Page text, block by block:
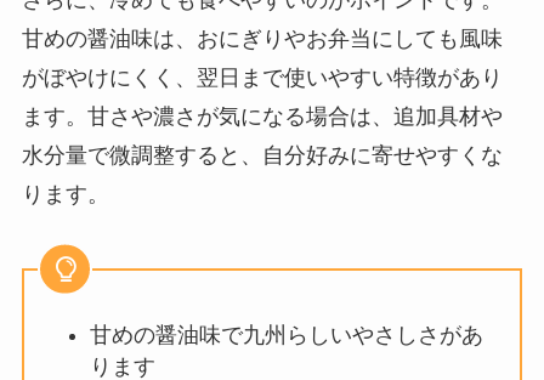
甘めの醤油味は、おにぎりやお弁当にしても風味
がぼやけにくく、翌日まで使いやすい特徴があり
ます。甘さや濃さが気になる場合は、追加具材や
水分量で微調整すると、自分好みに寄せやすくな
ります。
甘めの醤油味で九州らしいやさしさがあ
ります